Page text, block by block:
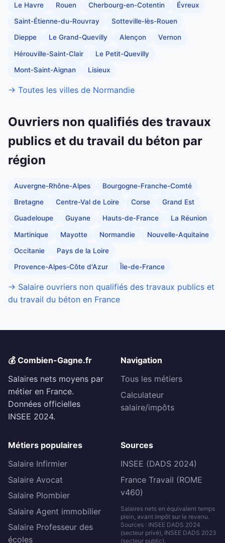
Le Havre Rouen Cherbourg-en-Cotentin Évreux
Saint-Étienne-du-Rouvray Sotteville-lès-Rouen
Dieppe Le Grand-Quevilly Alençon Vernon
Hérouville-Saint-Clair Le Petit-Quevilly
Mont-Saint-Aignan Lisieux
→ Toutes les villes de Normandie
Ouvriers non qualifiés des travaux
publics et du travail du béton par
région
Auvergne-Rhône-Alpes Bourgogne-Franche-Comté
Bretagne Centre-Val de Loire Corse Grand Est
Guadeloupe Guyane Hauts-de-France La Réunion
Martinique Mayotte Normandie Nouvelle-Aquitaine
Occitanie Pays de la Loire
Provence-Alpes-Côte d'Azur Île-de-France
→ Salaire ouvriers non qualifiés des travaux publics et
du travail du béton en France
💰 Combien-Gagne.fr
Salaires nets moyens par
métier en France.
Données officielles
INSEE 2024.
Navigation
Tous les métiers
Calculateur
salaire/impôts
Métiers populaires
Salaire Infirmier
Salaire Avocat
Salaire Plombier
Salaire Agent immobilier
Salaire Professeur des
écoles
Sources
INSEE (DADS 2024)
France Travail (ROME
v460)
Salaires nets en équivalent temps
plein, avant impôt sur le revenu.
Sources : INSEE DADS 2024
(secteur privé), INSEE DADS 2023
(secteur public).